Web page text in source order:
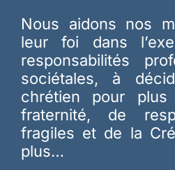
Nous aidons nos
leur foi dans
responsabilités
sociétales, à
chrétien pour
fraternité, de
fragiles et de la
plus…